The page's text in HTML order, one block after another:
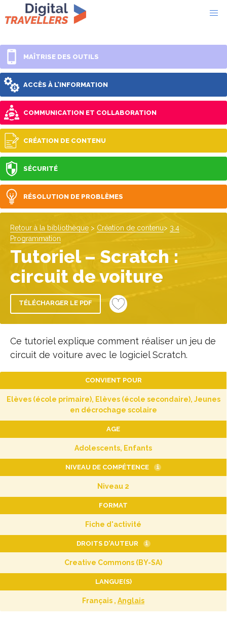
MAÎTRISE DES OUTILS
ACCÈS À L’INFORMATION
COMMUNICATION ET COLLABORATION
CRÉATION DE CONTENU
SÉCURITÉ
RÉSOLUTION DE PROBLÈMES
Retour à la bibliothèque > Création de contenu> 3.4
Programmation
Tutoriel – Scratch :
circuit de voiture
TÉLÉCHARGER LE PDF
Ce tutoriel explique comment réaliser un jeu de
circuit de voiture avec le logiciel Scratch.
CONVIENT POUR
Elèves (école primaire), Elèves (école secondaire), Jeunes
en décrochage scolaire
AGE
Adolescents, Enfants
NIVEAU DE COMPÉTENCE i
Niveau 2
FORMAT
Fiche d'activité
DROITS D'AUTEUR i
Creative Commons (BY-SA)
LANGUE(S)
Français , Anglais